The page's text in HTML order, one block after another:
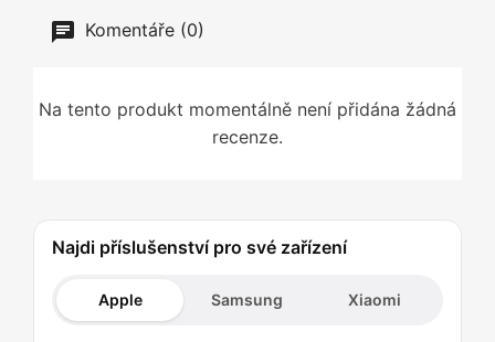
Komentáře (0)
Na tento produkt momentálně není přidána žádná
recenze.
Najdi příslušenství pro své zařízení
Apple Samsung Xiaomi